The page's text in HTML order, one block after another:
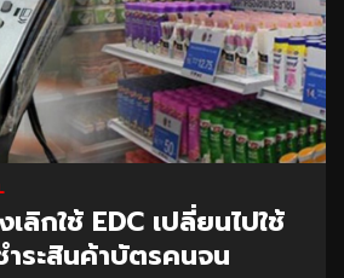
กใช้ EDC เปลี่ยนไปใช้
ระสินค้าบัตรคนจน